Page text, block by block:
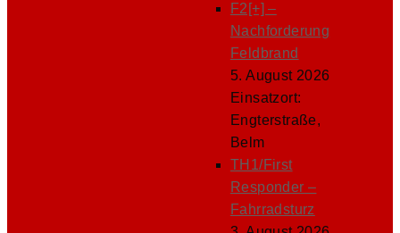
F2[+] –
Nachforderung
Feldbrand
5. August 2026
Einsatzort:
Engterstraße,
Belm
TH1/First
Responder –
Fahrradsturz